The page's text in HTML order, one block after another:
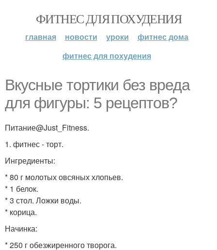
ФИТНЕС ДЛЯ ПОХУДЕНИЯ
главная новости уроки
фитнес дома
фитнес для похудения
Вкусные тортики без вреда
для фигуры: 5 рецептов?
Питание@Just_Fitness.
1. фитнес - торт.
Ингредиенты:
* 80 г молотых овсяных хлопьев.
* 1 белок.
* 3 стол. Ложки воды.
* корица.
Начинка:
* 250 г обезжиренного творога.